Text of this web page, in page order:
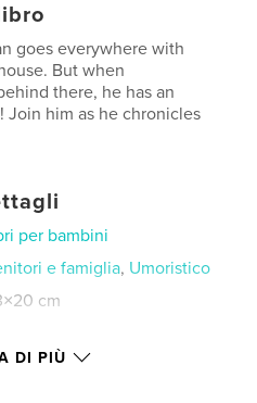
goes everywhere with
But when
there, he has an
Join him as he chronicles
per bambini
e famiglia, Umoristico
cm
DI PIÙ